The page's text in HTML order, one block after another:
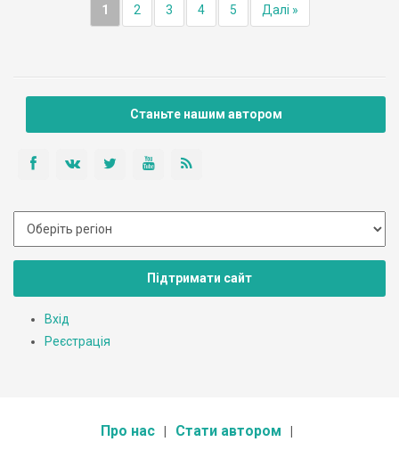
1 2 3 4 5 Далі »
Станьте нашим автором
Підтримати сайт
Вхід
Реєстрація
Про нас Стати автором